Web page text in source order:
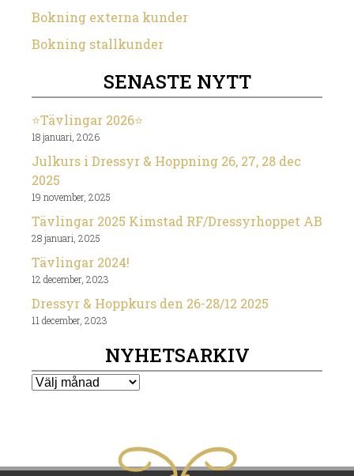
Bokning externa kunder
Bokning stallkunder
SENASTE NYTT
⭐️Tävlingar 2026⭐️
18 januari, 2026
Julkurs i Dressyr & Hoppning 26, 27, 28 dec
2025
19 november, 2025
Tävlingar 2025 Kimstad RF/Dressyrhoppet AB
28 januari, 2025
Tävlingar 2024!
12 december, 2023
Dressyr & Hoppkurs den 26-28/12 2025
11 december, 2023
NYHETSARKIV
Nyhetsarkiv